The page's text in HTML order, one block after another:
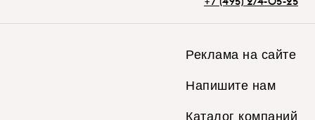
Реклама на сайте
Напишите нам
Каталог компаний